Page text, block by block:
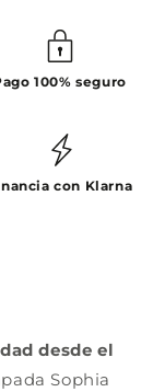
100% seguro
con Klarna
desde el
Sophia